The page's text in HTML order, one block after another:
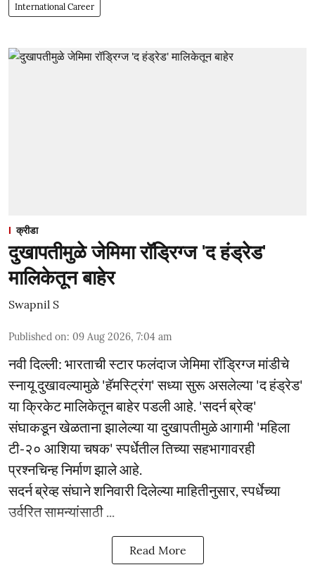
International Career
क्रीडा
दुखापतीमुळे जेमिमा रॉड्रिग्ज 'द हंड्रेड'
मालिकेतून बाहेर
Swapnil S
Published on: 09 Aug 2026, 7:04 am
नवी दिल्ली: भारताची स्टार फलंदाज जेमिमा रॉड्रिग्ज मांडीचे
स्नायू दुखावल्यामुळे 'हॅमस्ट्रिंग' सध्या सुरू असलेल्या 'द हंड्रेड'
या क्रिकेट मालिकेतून बाहेर पडली आहे. 'सदर्न ब्रेव्ह'
संघाकडून खेळताना झालेल्या या दुखापतीमुळे आगामी 'महिला
टी-२० आशिया चषक' स्पर्धेतील तिच्या सहभागावरही
प्रश्नचिन्ह निर्माण झाले आहे.
सदर्न ब्रेव्ह संघाने शनिवारी दिलेल्या माहितीनुसार, स्पर्धेच्या
उर्वरित सामन्यांसाठी ...
Read More